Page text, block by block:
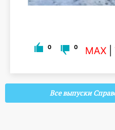
0 0 MAX
Все выпуски